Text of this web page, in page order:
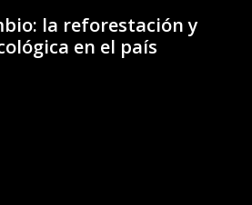
la reforestación y
en el país